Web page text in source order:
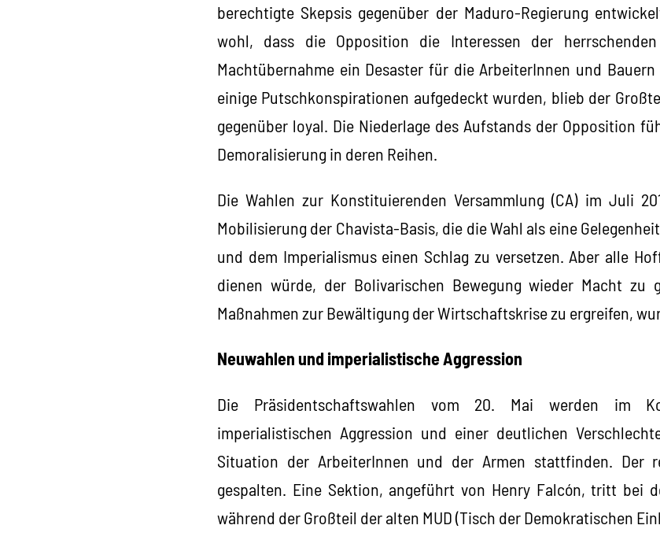
berechtigte Skepsis gegenüber der Maduro-Regierung
wohl, dass die Opposition die Interessen der
Machtübernahme ein Desaster für die ArbeiterInnen und
einige Putschkonspirationen aufgedeckt wurden, blieb der
gegenüber loyal. Die Niederlage des Aufstands der Opposition
Demoralisierung in deren Reihen.
Die Wahlen zur Konstituierenden Versammlung (CA) im Juli
Mobilisierung der Chavista-Basis, die die Wahl als eine
und dem Imperialismus einen Schlag zu versetzen. Aber alle
dienen würde, der Bolivarischen Bewegung wieder Macht zu
Maßnahmen zur Bewältigung der Wirtschaftskrise zu ergreifen,
Neuwahlen und imperialistische Aggression
Die Präsidentschaftswahlen vom 20. Mai werden im
imperialistischen Aggression und einer deutlichen
Situation der ArbeiterInnen und der Armen stattfinden. Der
gespalten. Eine Sektion, angeführt von Henry Falcón, tritt bei
während der Großteil der alten MUD (Tisch der Demokratischen